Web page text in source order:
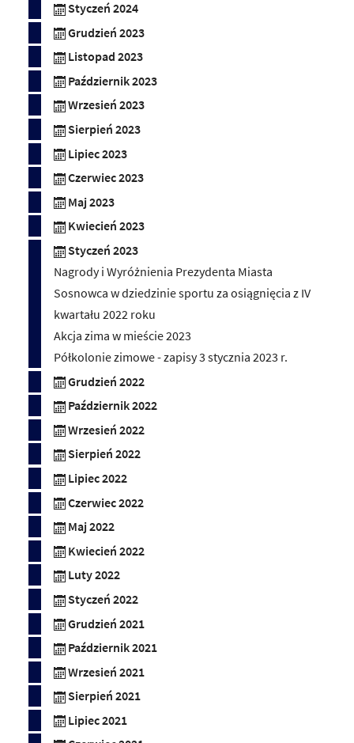
Styczeń 2024
Grudzień 2023
Listopad 2023
Październik 2023
Wrzesień 2023
Sierpień 2023
Lipiec 2023
Czerwiec 2023
Maj 2023
Kwiecień 2023
Styczeń 2023
Nagrody i Wyróżnienia Prezydenta Miasta
Sosnowca w dziedzinie sportu za osiągnięcia z IV
kwartału 2022 roku
Akcja zima w mieście 2023
Półkolonie zimowe - zapisy 3 stycznia 2023 r.
Grudzień 2022
Październik 2022
Wrzesień 2022
Sierpień 2022
Lipiec 2022
Czerwiec 2022
Maj 2022
Kwiecień 2022
Luty 2022
Styczeń 2022
Grudzień 2021
Październik 2021
Wrzesień 2021
Sierpień 2021
Lipiec 2021